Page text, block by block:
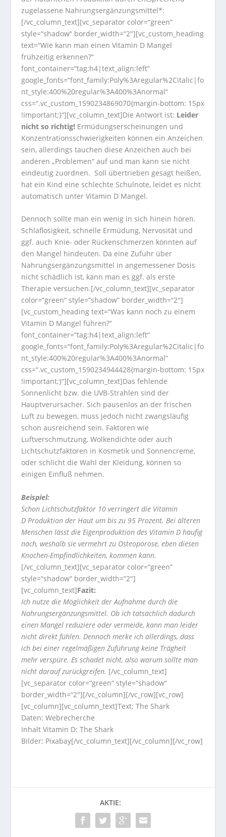
zugelassene Nahrungsergänzungsmittel*:
[/vc_column_text][vc_separator color=“green“
style=“shadow“ border_width=“2″][vc_custom_heading
text=“Wie kann man einen Vitamin D Mangel
frühzeitig erkennen?“
font_container=“tag:h4|text_align:left“
google_fonts=“font_family:Poly%3Aregular%2Citalic|fo
nt_style:400%20regular%3A400%3Anormal“
css=“.vc_custom_1590234869070{margin-bottom: 15px
!important;}“][vc_column_text]Die Antwort ist: Leider
nicht so richtig! Ermüdungserscheinungen und
Konzentrationsschwierigkeiten können ein Anzeichen
sein, allerdings tauchen diese Anzeichen auch bei
anderen „Problemen“ auf und man kann sie nicht
eindeutig zuordnen. Soll übertrieben gesagt heißen,
hat ein Kind eine schlechte Schulnote, leidet es nicht
automatisch unter Vitamin D Mangel.
Dennoch sollte man ein wenig in sich hinein hören.
Schlaflosigkeit, schnelle Ermüdung, Nervosität und
ggf. auch Knie- oder Rückenschmerzen könnten auf
den Mangel hindeuten. Da eine Zufuhr über
Nahrungsergänzungsmittel in angemessener Dosis
nicht schädlich ist, kann man es ggf. als erste
Therapie versuchen.[/vc_column_text][vc_separator
color=“green“ style=“shadow“ border_width=“2″]
[vc_custom_heading text=“Was kann noch zu einem
Vitamin D Mangel führen?“
font_container=“tag:h4|text_align:left“
google_fonts=“font_family:Poly%3Aregular%2Citalic|fo
nt_style:400%20regular%3A400%3Anormal“
css=“.vc_custom_1590234944428{margin-bottom: 15px
!important;}“][vc_column_text]Das fehlende
Sonnenlicht bzw. die UVB-Strahlen sind der
Hauptverursacher. Sich pausenlos an der frischen
Luft zu bewegen, muss jedoch nicht zwangsläufig
schon ausreichend sein. Faktoren wie
Luftverschmutzung, Wolkendichte oder auch
Lichtschutzfaktoren in Kosmetik und Sonnencreme,
oder schlicht die Wahl der Kleidung, können so
einigen Einfluß nehmen.
Beispiel:
Schon Lichtschutzfaktor 10 verringert die Vitamin
D Produktion der Haut um bis zu 95 Prozent. Bei älteren
Menschen lässt die Eigenproduktion des Vitamin D häufig
nach, weshalb sie vermehrt zu Osteoporose, eben diesen
Knochen-Empfindlichkeiten, kommen kann.
[/vc_column_text][vc_separator color=“green“
style=“shadow“ border_width=“2″]
[vc_column_text]Fazit:
Ich nutze die Möglichkeit der Aufnahme durch die
Nahrungsergänzungsmittel. Ob ich tatsächlich dadurch
einen Mangel reduziere oder vermeide, kann man leider
nicht direkt fühlen. Dennoch merke ich allerdings, dass
ich bei einer regelmäßigen Zuführung keine Trägheit
mehr verspüre. Es schadet nicht, also warum sollte man
nicht darauf zurückgreifen. [/vc_column_text]
[vc_separator color=“green“ style=“shadow“
border_width=“2″][/vc_column][/vc_row][vc_row]
[vc_column][vc_column_text]Text: The Shark
Daten: Webrecherche
Inhalt Vitamin D: The Shark
Bilder: Pixabay[/vc_column_text][/vc_column][/vc_row]
AKTIE: